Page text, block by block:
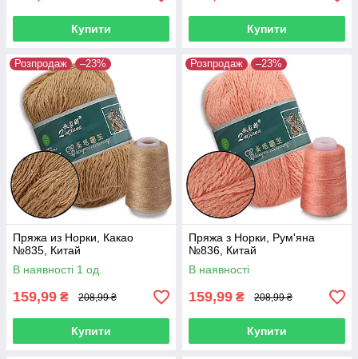
Купити Купити
Розпродаж –23%
Пряжа из Норки, Какао
№835, Китай
В наявності 1 од.
159,99 ₴ 208,99 ₴
Купити
Розпродаж –23%
Пряжа з Норки, Рум'яна
№836, Китай
В наявності
159,99 ₴ 208,99 ₴
Купити